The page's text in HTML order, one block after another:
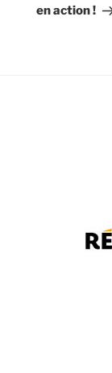
en action !